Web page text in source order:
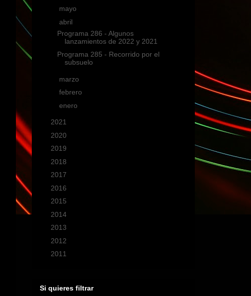
mayo
abril
Programa 286 - Algunos
lanzamientos de 2022 y 2021
Programa 285 - Recorrido por el
subsuelo
marzo
febrero
enero
2021
2020
2019
2018
2017
2016
2015
2014
2013
2012
2011
Si quieres filtrar